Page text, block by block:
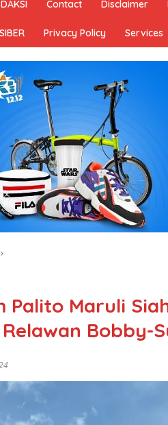
Contact Disclaimer
Privacy Policy Services
Palito Maruli
Bobby-